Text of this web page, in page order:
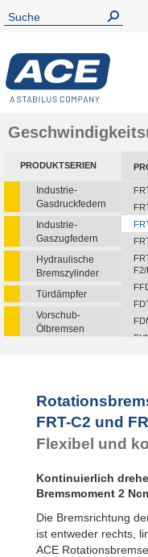
PRODUKTSERIEN
Industrie-
Gasdruckfedern
Industrie-
Gaszugfedern
Hydraulische
Bremszylinder
Türdämpfer
Vorschub-
Ölbremsen
F2/
FRT-C2 und
Flexibel und
Kontinuierlich
Bremsmoment 2
Die Bremsrichtung
ist entweder rechts,
ACE